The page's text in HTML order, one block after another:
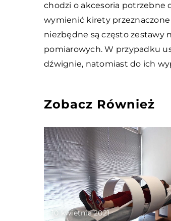
chodzi o akcesoria potrzebne
wymienić kirety
niezbędne są często zestawy
pomiarowych. W przypadku
dźwignie, natomiast do ich
Zobacz Również
10 kwietnia 2021